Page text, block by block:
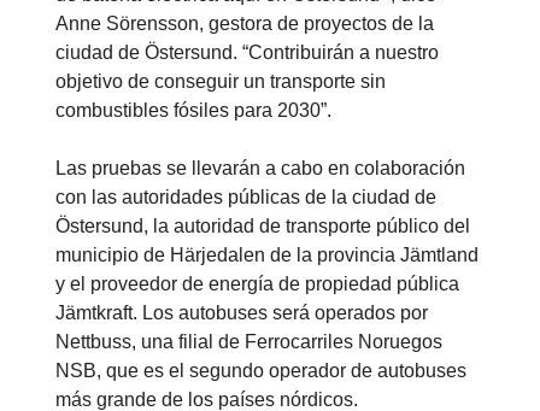
Anne Sörensson, gestora de proyectos de la
ciudad de Östersund. “Contribuirán a nuestro
objetivo de conseguir un transporte sin
combustibles fósiles para 2030”.
Las pruebas se llevarán a cabo en colaboración
con las autoridades públicas de la ciudad de
Östersund, la autoridad de transporte público del
municipio de Härjedalen de la provincia Jämtland
y el proveedor de energía de propiedad pública
Jämtkraft. Los autobuses será operados por
Nettbuss, una filial de Ferrocarriles Noruegos
NSB, que es el segundo operador de autobuses
más grande de los países nórdicos.